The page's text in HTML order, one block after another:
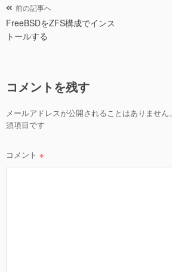
o
投
稿
ナ
ー
シ
ョ
前の記事へ
FreeBSDをZFS構成でインス
トールする
コメントを残す
メールアドレスが公開されることはありません。
須項目です
コメント ※